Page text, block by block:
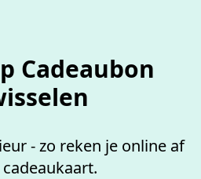
Cadeaubon
- zo reken je online af